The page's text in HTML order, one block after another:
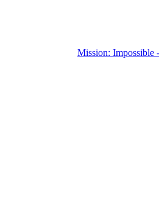
Mission: Impossible